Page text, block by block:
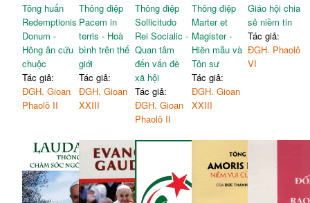
Tông huấn
Redemptionis
Donum -
Hồng ân cứu
chuộc
Tác giả:
ĐGH. Gioan
Phaolô II
Thông điệp
Pacem in
terris - Hoà
bình trên thế
giới
Tác giả:
ĐGH. Gioan
XXIII
Thông điệp
Sollicitudo
Rei Socialic -
Quan tâm
đến vấn đề
xã hội
Tác giả:
ĐGH. Gioan
Phaolô II
Thông điệp
Marter et
Magister -
Hiền mẫu và
Tôn sư
Tác giả:
ĐGH. Gioan
XXIII
Giáo hội chia
sẻ niềm tin
Tác giả:
ĐGH. Phaolô
VI